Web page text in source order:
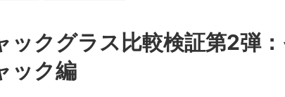
ックグラス比較検証第2弾
ック編